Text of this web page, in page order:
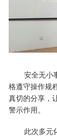
安全无小
格遵守操作规
真切的分享，
警示作用。
此次多元